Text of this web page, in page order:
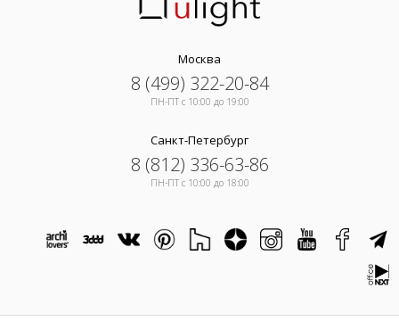
Москва
8 (499) 322-20-84
ПН-ПТ c 10:00 до 19:00
Санкт-Петербург
8 (812) 336-63-86
ПН-ПТ c 10:00 до 18:00